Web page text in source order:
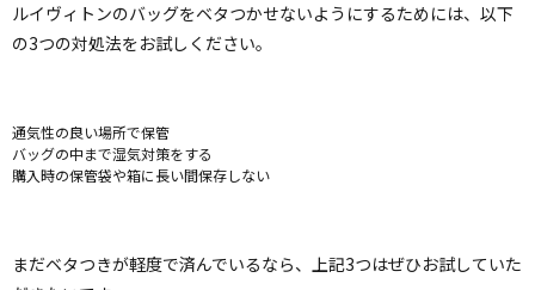
ルイヴィトンのバッグをベタつかせないようにするためには、以下
の3つの対処法をお試しください。
通気性の良い場所で保管
バッグの中まで湿気対策をする
購入時の保管袋や箱に長い間保存しない
まだベタつきが軽度で済んでいるなら、上記3つはぜひお試していた